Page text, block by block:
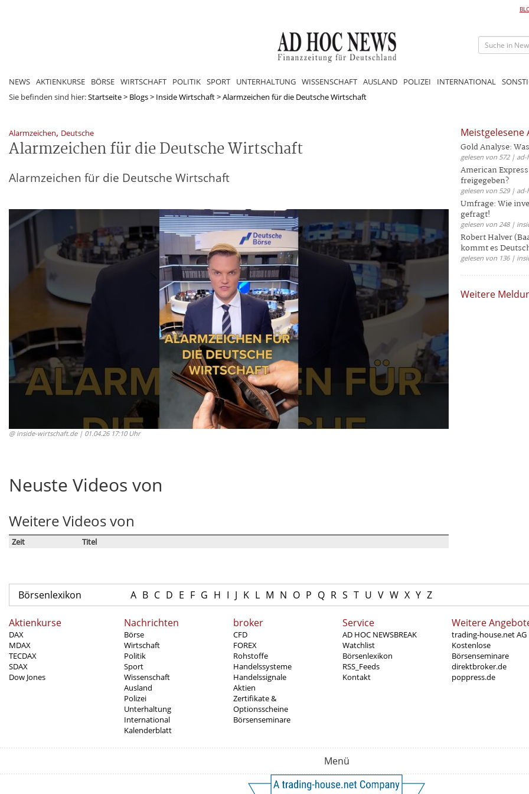
NEWS AKTIENKURSE BÖRSE WIRTSCHAFT POLITIK SPORT UNTERHALTUNG WISSENSCHAFT AUSLAND POLIZEI INTERNATIONAL
Sie befinden sind hier:Startseite> Blogs> Inside Wirtschaft>Alarmzeichen für die Deutsche Wirtschaft
Alarmzeichen, Deutsche
Alarmzeichen für die Deutsche Wirtschaft
Alarmzeichen für die Deutsche Wirtschaft
@ inside-wirtschaft.de| 01.04.26 17:10 Uhr
Neuste Videos von
Weitere Videos von
Zeit Titel
Meistgelesene
Gold Analyse:
gelesen von 572 | ad-
American
freigegeben?
gelesen von 529 | ad-
Umfrage: Wie
gefragt!
gelesen von 248 |
Robert Halver
kommt es
gelesen von 136 |
Weitere
Börsenlexikon A B C D E F G H I J K L M N O P Q R S T U V W X Y Z
Aktienkurse
DAX
MDAX
TECDAX
SDAX
Dow Jones
Nachrichten
Börse
Wirtschaft
Politik
Sport
Wissenschaft
Ausland
Polizei
Unterhaltung
International
Kalenderblatt
broker
CFD
FOREX
Rohstoffe
Handelssysteme
Handelssignale
Aktien
Zertifikate &
Optionsscheine
Börsenseminare
Service
AD HOC NEWSBREAK
Watchlist
Börsenlexikon
RSS_Feeds
Kontakt
Weitere
trading-house.net AG
Kostenlose
Börsenseminare
direktbroker.de
poppress.de
Menü